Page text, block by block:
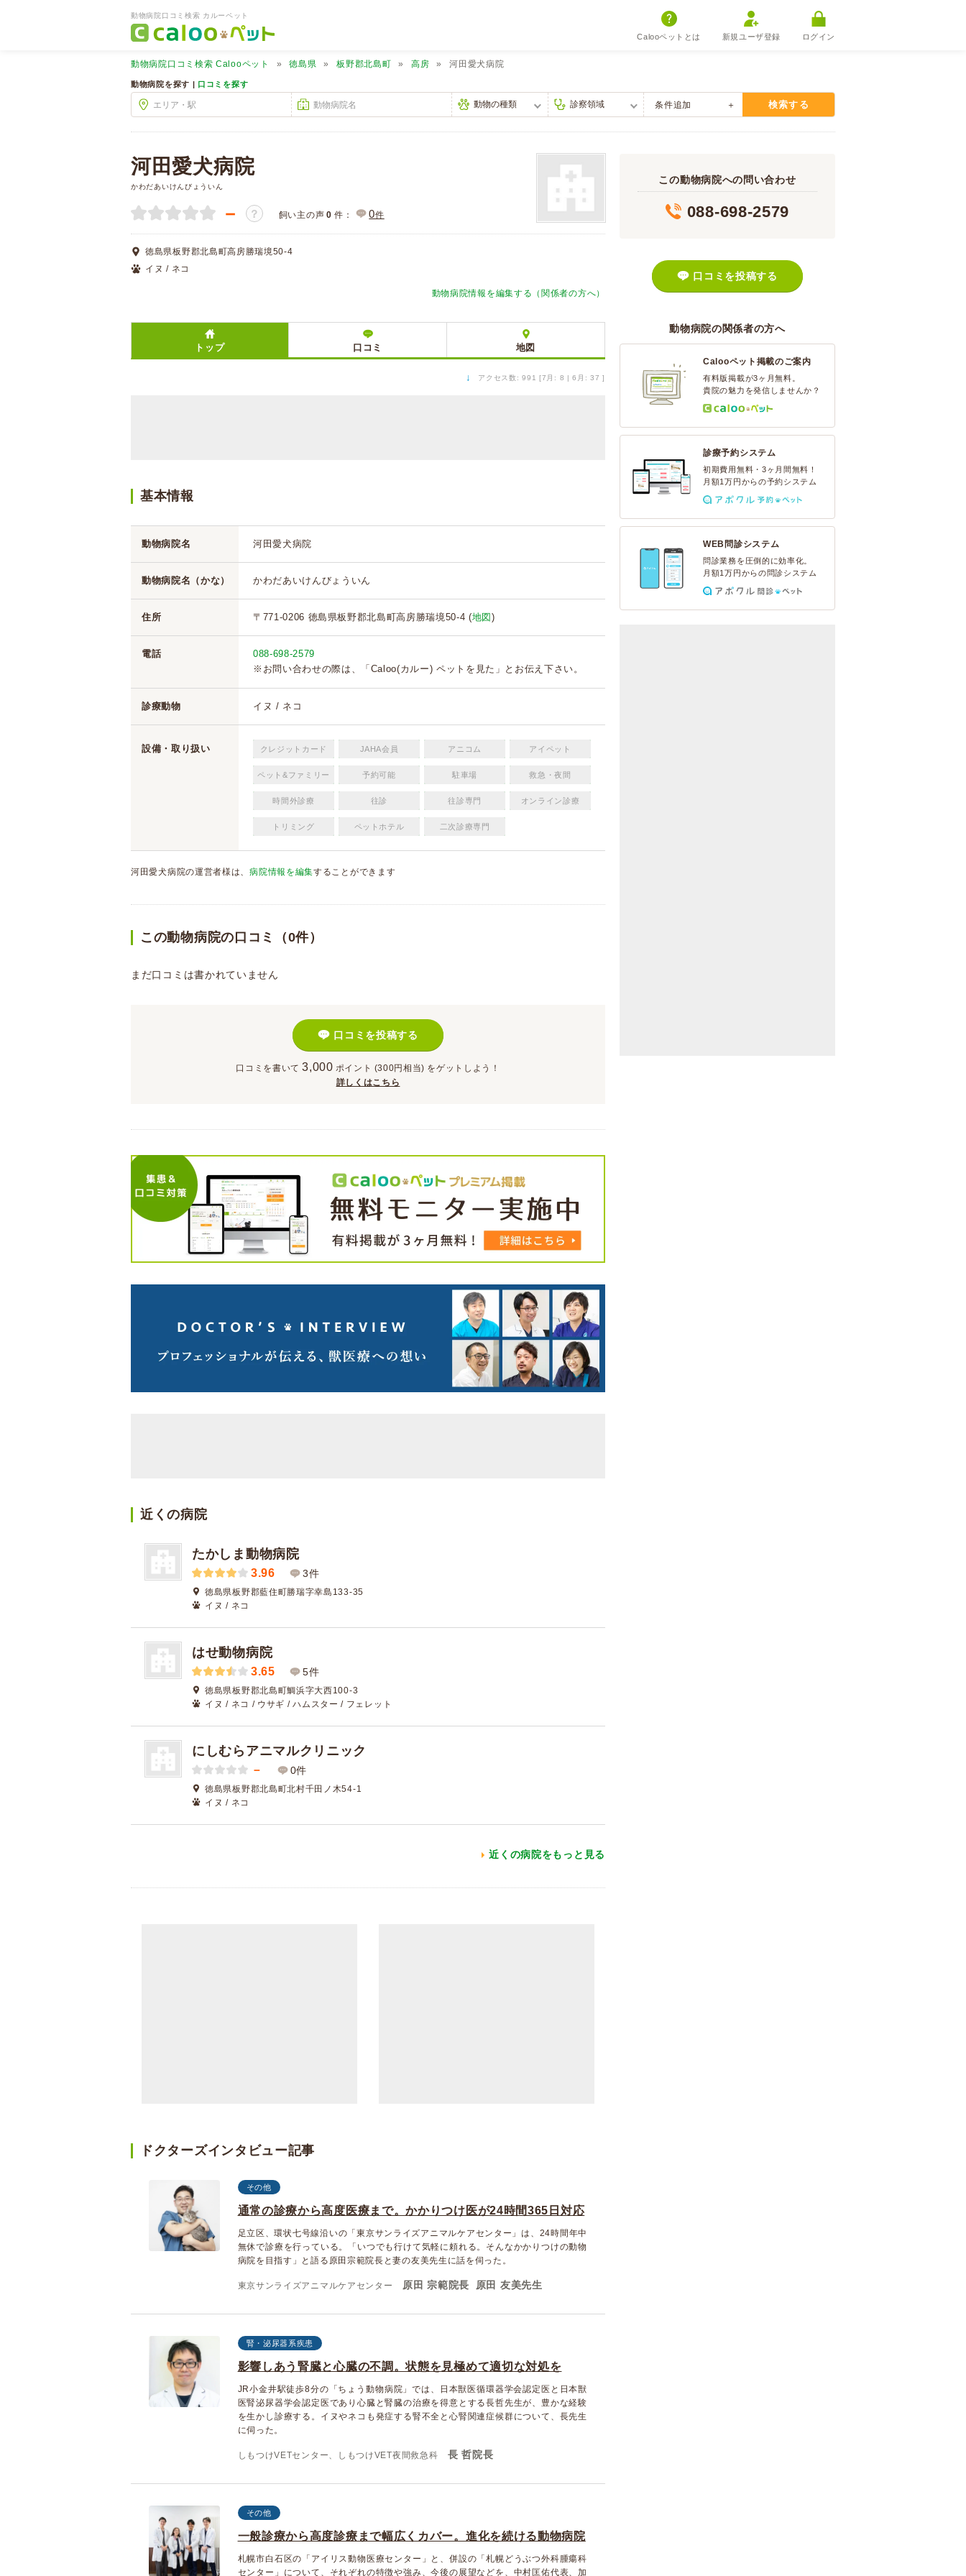
動物病院口コミ検索 カルーペット
Calooペットとは 新規ユーザ登録 ログイン
動物病院口コミ検索 Calooペット 徳島県 板野郡北島町 高房 河田愛犬病院
動物病院を探す | 口コミを探す
条件追加 検索する
河田愛犬病院
かわだあいけんびょういん
－ ？ 飼い主の声 0 件： 0件
徳島県板野郡北島町高房勝瑞境50-4
イヌ / ネコ
動物病院情報を編集する（関係者の方へ）
トップ 口コミ 地図
↓ アクセス数: 991 [7月: 8 | 6月: 37 ]
基本情報
動物病院名 河田愛犬病院
動物病院名（かな） かわだあいけんびょういん
住所 〒771-0206 徳島県板野郡北島町高房勝瑞境50-4 (地図 )
電話
088-698-2579
※お問い合わせの際は、「Caloo(カルー) ペットを見た」とお伝え下さい。
診療動物 イヌ / ネコ
設備・取り扱い クレジットカード JAHA会員 アニコム アイペット
ペット&ファミリー 予約可能 駐車場 救急・夜間
時間外診療 往診 往診専門 オンライン診療
トリミング ペットホテル 二次診療専門
河田愛犬病院の運営者様は、病院情報を編集することができます
この動物病院の口コミ（0件）
まだ口コミは書かれていません
口コミを投稿する
口コミを書いて 3,000 ポイント (300円相当) をゲットしよう！
詳しくはこちら
近くの病院
たかしま動物病院
3.96 3件
徳島県板野郡藍住町勝瑞字幸島133-35
イヌ / ネコ
はせ動物病院
3.65 5件
徳島県板野郡北島町鯛浜字大西100-3
イヌ / ネコ / ウサギ / ハムスター / フェレット
にしむらアニマルクリニック
－ 0件
徳島県板野郡北島町北村千田ノ木54-1
イヌ / ネコ
近くの病院をもっと見る
ドクターズインタビュー記事
その他
通常の診療から高度医療まで。かかりつけ医が24時間365日対応
足立区、環状七号線沿いの「東京サンライズアニマルケアセンター」は、24時間年中
無休で診療を行っている。「いつでも行けて気軽に頼れる。そんなかかりつけの動物
病院を目指す」と語る原田宗範院長と妻の友美先生に話を伺った。
東京サンライズアニマルケアセンター 原田 宗範院長 原田 友美先生
腎・泌尿器系疾患
影響しあう腎臓と心臓の不調。状態を見極めて適切な対処を
JR小金井駅徒歩8分の「ちょう動物病院」では、日本獣医循環器学会認定医と日本獣
医腎泌尿器学会認定医であり心臓と腎臓の治療を得意とする長哲先生が、豊かな経験
を生かし診療する。イヌやネコも発症する腎不全と心腎関連症候群について、長先生
に伺った。
しもつけVETセンター、しもつけVET夜間救急科 長 哲院長
その他
一般診療から高度診療まで幅広くカバー。進化を続ける動物病院
札幌市白石区の「アイリス動物医療センター」と、併設の「札幌どうぶつ外科腫瘍科
センター」について、それぞれの特徴や強み、今後の展望などを、中村匡佑代表、加
この動物病院への問い合わせ
088-698-2579
口コミを投稿する
動物病院の関係者の方へ
Calooペット掲載のご案内
有料版掲載が3ヶ月無料。
貴院の魅力を発信しませんか？
診療予約システム
初期費用無料・3ヶ月間無料！
月額1万円からの予約システム
WEB問診システム
問診業務を圧倒的に効率化。
月額1万円からの問診システム